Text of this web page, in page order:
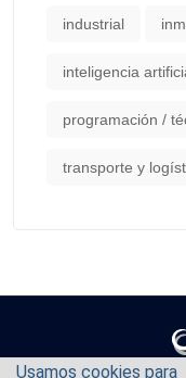
Usamos cookies para
industrial
inteligencia
programación /
transporte y